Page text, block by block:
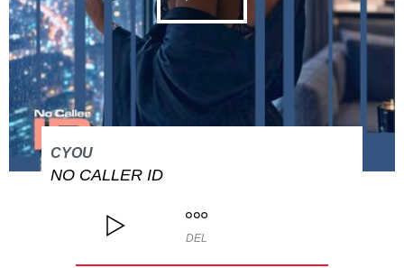
CYOU
NO CALLER ID
DEL